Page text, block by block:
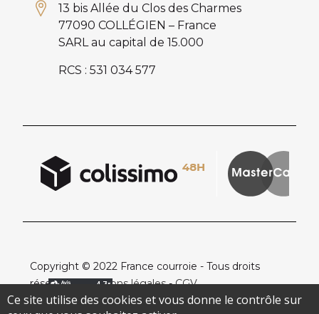
13 bis Allée du Clos des Charmes
77090 COLLÉGIEN – France
SARL au capital de 15.000
RCS : 531 034 577
Copyright © 2022 France courroie - Tous droits
réservés -
Mentions légales-CGV
Ce site utilise des cookies et vous donne le contrôle sur